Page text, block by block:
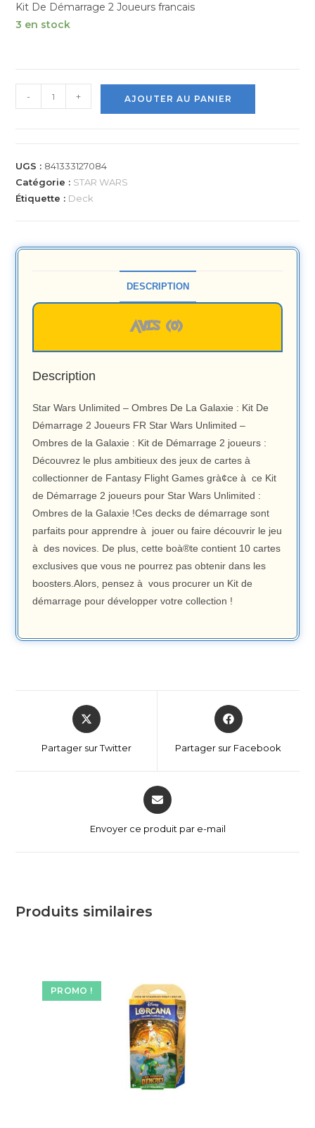
Kit De Démarrage 2 Joueurs francais
3 en stock
- + AJOUTER AU PANIER
UGS : 841333127084
Catégorie : STAR WARS
Étiquette : Deck
DESCRIPTION
AVIS (0)
Description
Star Wars Unlimited – Ombres De La Galaxie : Kit De
Démarrage 2 Joueurs FR Star Wars Unlimited –
Ombres de la Galaxie : Kit de Démarrage 2 joueurs :
Découvrez le plus ambitieux des jeux de cartes à
collectionner de Fantasy Flight Games grà¢ce à ce Kit
de Démarrage 2 joueurs pour Star Wars Unlimited :
Ombres de la Galaxie !Ces decks de démarrage sont
parfaits pour apprendre à jouer ou faire découvrir le jeu
à des novices. De plus, cette boà®te contient 10 cartes
exclusives que vous ne pourrez pas obtenir dans les
boosters.Alors, pensez à vous procurer un Kit de
démarrage pour développer votre collection !
Partager sur Twitter Partager sur Facebook
Envoyer ce produit par e-mail
Produits similaires
PROMO !